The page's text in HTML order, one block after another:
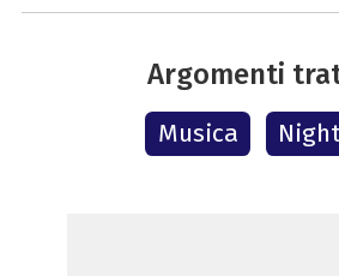
Argomenti
Musica